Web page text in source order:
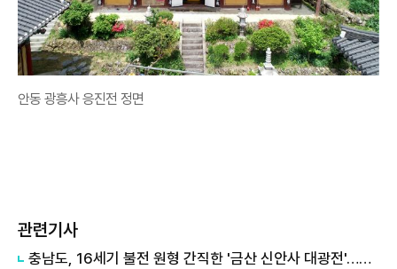
안동 광흥사 응진전 정면
관련기사
충남도, 16세기 불전 원형 간직한 '금산 신안사 대광전'…국가 보물 된다